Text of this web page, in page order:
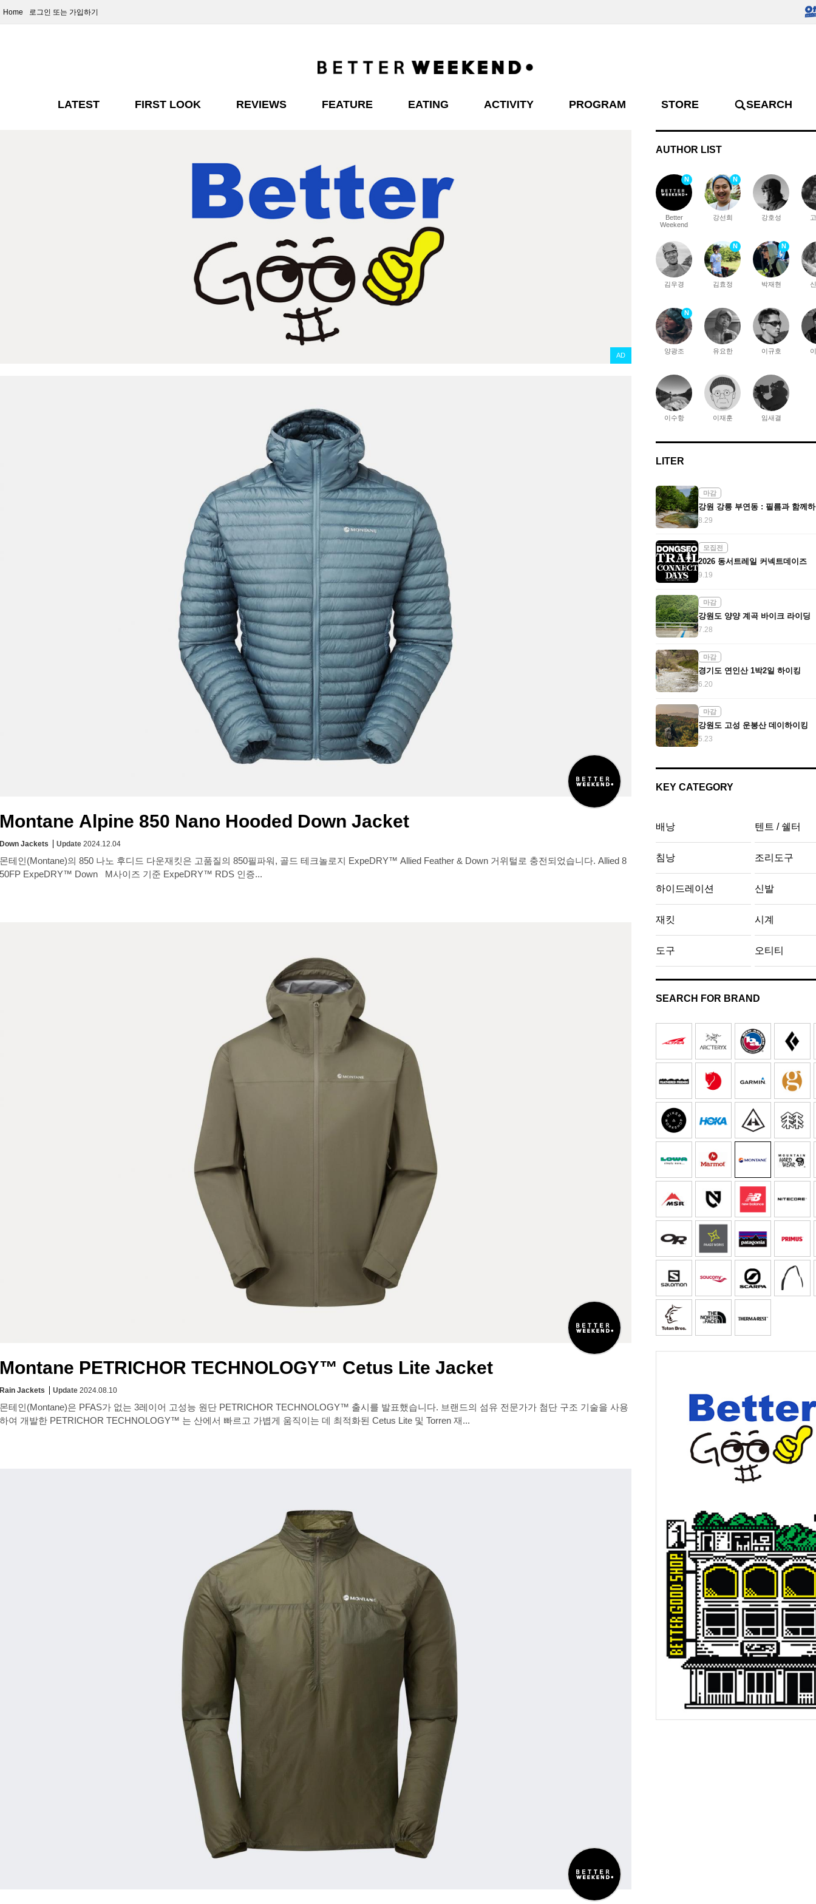
Home 로그인 또는 가입하기
LATEST FIRST LOOK REVIEWS FEATURE EATING ACTIVITY PROGRAM STORE SEARCH
AD
Montane Alpine 850 Nano Hooded Down Jacket
Down Jackets Update 2024.12.04
몬테인(Montane)의 850 나노 후디드 다운재킷은 고품질의 850필파워, 골드 테크놀로지 ExpeDRY™ Allied Feather & Down 거위털로 충전되었습니다. Allied 8
50FP ExpeDRY™ Down M사이즈 기준 ExpeDRY™ RDS 인증...
Montane PETRICHOR TECHNOLOGY™ Cetus Lite Jacket
Rain Jackets Update 2024.08.10
몬테인(Montane)은 PFAS가 없는 3레이어 고성능 원단 PETRICHOR TECHNOLOGY™ 출시를 발표했습니다. 브랜드의 섬유 전문가가 첨단 구조 기술을 사용
하여 개발한 PETRICHOR TECHNOLOGY™ 는 산에서 빠르고 가볍게 움직이는 데 최적화된 Cetus Lite 및 Torren 재...
AUTHOR LIST
N
Better
Weekend
N
강선희 강호성
김우경
N
김효정
N
박재현
N
양광조 유요한 이규호
이수항 이재훈 임새결
LITER
마감
8.29
모집전
2026 동서트레일 커넥트데이즈
9.19
마감
강원도 양양 계곡 바이크 라이딩
7.28
마감
경기도 연인산 1박2일 하이킹
6.20
마감
강원도 고성 운봉산 데이하이킹
5.23
KEY CATEGORY
배낭 텐트 / 쉘터
침낭 조리도구
하이드레이션 신발
재킷 시계
도구 오티티
SEARCH FOR BRAND